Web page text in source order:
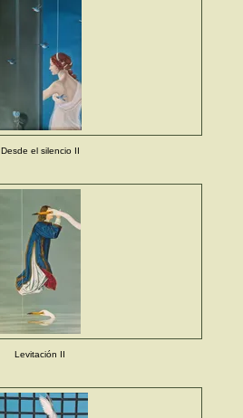
Desde el silencio II
Levitación II